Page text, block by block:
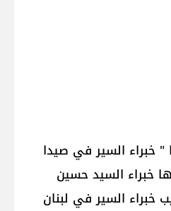
" خبراء السير في صيدا
خبراء السيد حسين
خبراء السير في لبنان